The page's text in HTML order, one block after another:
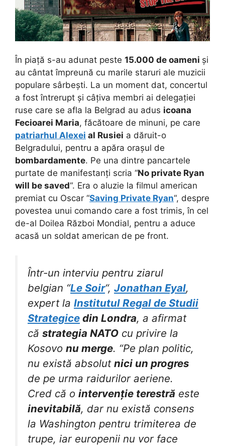
În piață s-au adunat peste 15.000 de oameni și
au cântat împreună cu marile staruri ale muzicii
populare sârbești. La un moment dat, concertul
a fost întrerupt și câțiva membri ai delegației
ruse care se afla la Belgrad au adus icoana
Fecioarei Maria, făcătoare de minuni, pe care
patriarhul Alexei al Rusiei a dăruit-o
Belgradului, pentru a apăra orașul de
bombardamente. Pe una dintre pancartele
purtate de manifestanți scria “No private Ryan
will be saved“. Era o aluzie la filmul american
premiat cu Oscar “Saving Private Ryan“, despre
povestea unui comando care a fost trimis, în cel
de-al Doilea Război Mondial, pentru a aduce
acasă un soldat american de pe front.
Într-un interviu pentru ziarul
belgian “Le Soir“, Jonathan Eyal,
expert la Institutul Regal de Studii
Strategice din Londra, a afirmat
că strategia NATO cu privire la
Kosovo nu merge. “Pe plan politic,
nu există absolut nici un progres
de pe urma raidurilor aeriene.
Cred că o intervenție terestră este
inevitabilă, dar nu există consens
la Washington pentru trimiterea de
trupe, iar europenii nu vor face